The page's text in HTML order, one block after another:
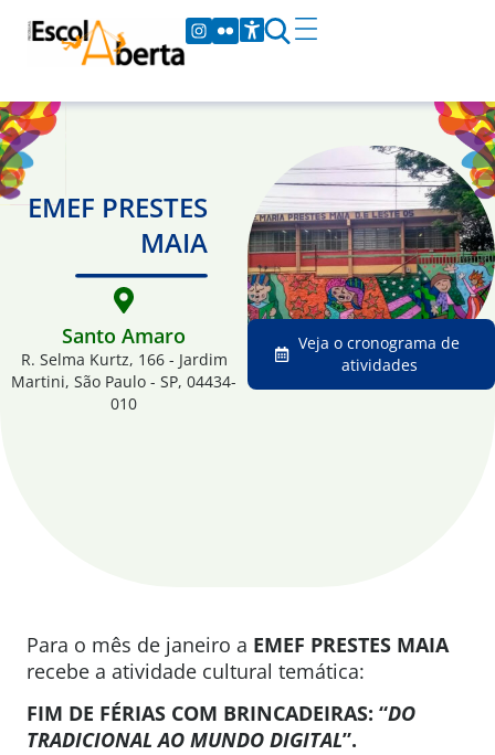
EMEF PRESTES
MAIA
Santo Amaro
R. Selma Kurtz, 166 - Jardim
Martini, São Paulo - SP, 04434-
010
Veja o cronograma de
atividades
Para o mês de janeiro a EMEF PRESTES MAIA
recebe a atividade cultural temática:
FIM DE FÉRIAS COM BRINCADEIRAS: “DO
TRADICIONAL AO MUNDO DIGITAL”.